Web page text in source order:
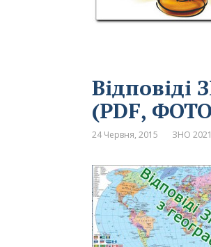
Відповіді
(PDF,
24 Червня, 2015 ЗНО